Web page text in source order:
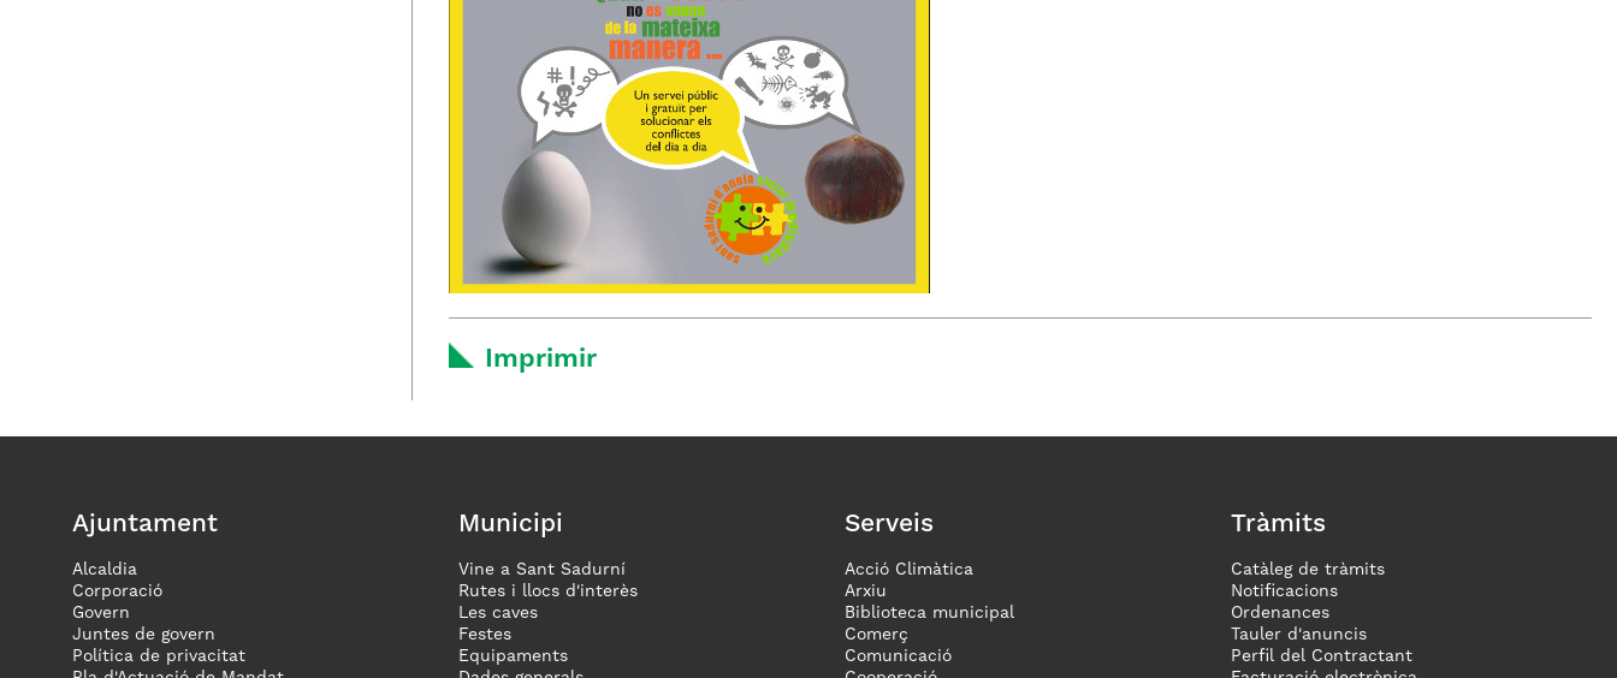
Imprimir
Ajuntament
Alcaldia
Corporació
Govern
Juntes de govern
Política de privacitat
Municipi
Vine a Sant Sadurní
Rutes i llocs d'interès
Les caves
Festes
Equipaments
Serveis
Acció Climàtica
Arxiu
Biblioteca municipal
Comerç
Comunicació
Tràmits
Catàleg de tràmits
Notificacions
Ordenances
Tauler d'anuncis
Perfil del Contractant